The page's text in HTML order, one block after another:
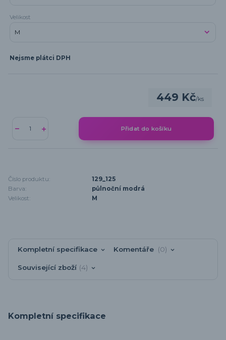
Velikost
Nejsme plátci DPH
449 Kč/ks
Přidat do košíku
Číslo produktu:
129_125
Barva:
půlnoční modrá
Velikost:
M
Kompletní specifikace Komentáře 0
Související zboží 4
Kompletní specifikace